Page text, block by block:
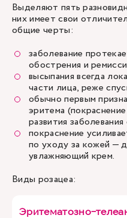
Выделяют пять
них имеет свои
общие черты:
заболевание
обострения и
высыпания всегда
части лица, реже
обычно первым
эритема
развития
покраснение
по уходу за кожей —
увлажняющий крем.
Виды розацеа:
Эритематозно-